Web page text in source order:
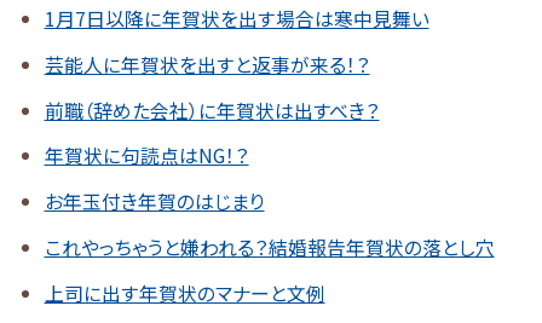
1月7日以降に年賀状を出す場合は寒中見舞い
芸能人に年賀状を出すと返事が来る！？
前職（辞めた会社）に年賀状は出すべき？
年賀状に句読点はNG！？
お年玉付き年賀のはじまり
これやっちゃうと嫌われる？結婚報告年賀状の落とし穴
上司に出す年賀状のマナーと文例